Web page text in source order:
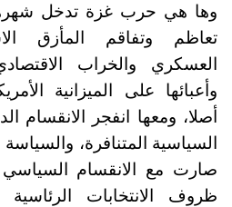
وها هي حرب غزة تدخل
تعاظم وتفاقم المأزق
العسكري والخراب
وأعبائها على الميزانية
أصلا، ومعها انفجر الانقسام
السياسية المتنافرة، والسياسة
صارت مع الانقسام
ظروف الانتخابات الرئاسية